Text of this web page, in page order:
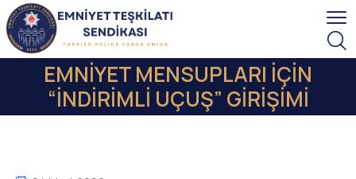
EMNİYET MENSUPLARI İÇİN
“İNDİRİMLİ UÇUŞ” GİRİŞİMİ